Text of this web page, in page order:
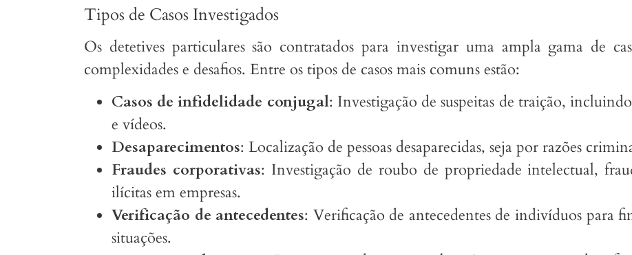
Tipos de Casos Investigados
Os detetives particulares são contratados para investigar uma ampla gama de
complexidades e desafios. Entre os tipos de casos mais comuns estão:
Casos de infidelidade conjugal: Investigação de suspeitas de traição,
e vídeos.
Desaparecimentos: Localização de pessoas desaparecidas, seja por razões
Fraudes corporativas: Investigação de roubo de propriedade intelectual,
ilícitas em empresas.
Verificação de antecedentes: Verificação de antecedentes de indivíduos para
situações.